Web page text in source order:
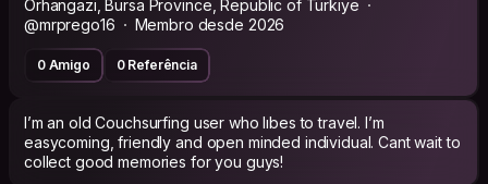
Orhangazi, Bursa Province, Republic of Türkiye
@mrprego16
Membro desde 2026
0 Amigo 0 Referência
I’m an old Couchsurfing user who lıbes to travel. I’m
easycoming, friendly and open minded individual. Cant wait to
collect good memories for you guys!